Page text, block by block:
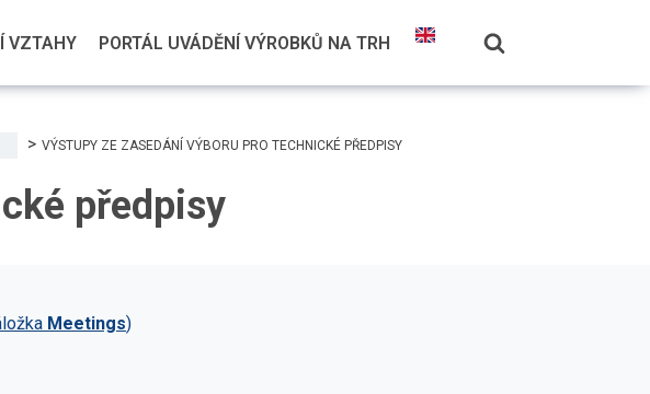
VZTAHY PORTÁL UVÁDĚNÍ VÝROBKŮ NA TRH
VÝSTUPY ZE ZASEDÁNÍ VÝBORU PRO TECHNICKÉ PŘEDPISY
předpisy
Meetings)